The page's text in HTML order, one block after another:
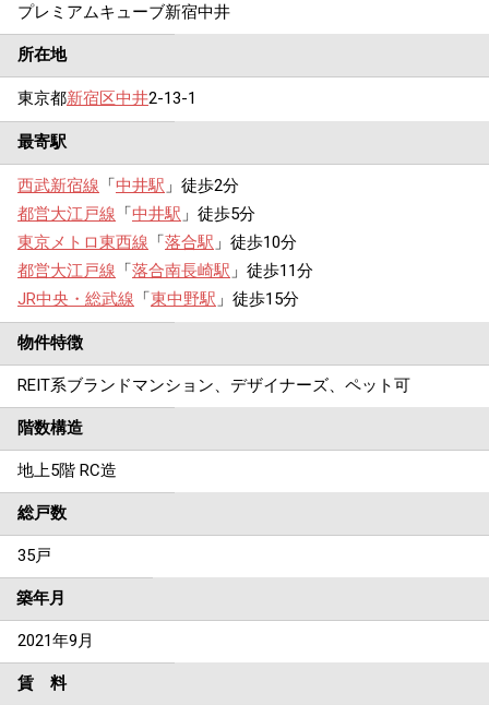
プレミアムキューブ新宿中井
所在地
東京都新宿区中井2-13-1
最寄駅
西武新宿線 「中井駅 」徒歩2分
都営大江戸線 「中井駅 」徒歩5分
東京メトロ東西線 「落合駅 」徒歩10分
都営大江戸線 「落合南長崎駅 」徒歩11分
JR中央・総武線 「東中野駅 」徒歩15分
物件特徴
REIT系ブランドマンション、デザイナーズ、ペット可
階数構造
地上5階 RC造
総戸数
35戸
築年月
2021年9月
賃 料